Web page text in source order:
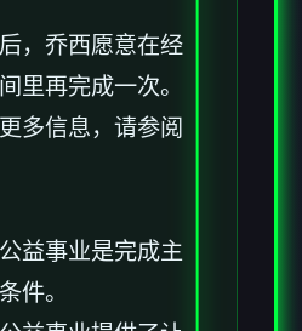
，乔西愿意在经
里再完成一次。
多信息，请参阅
益事业是完成主
件。